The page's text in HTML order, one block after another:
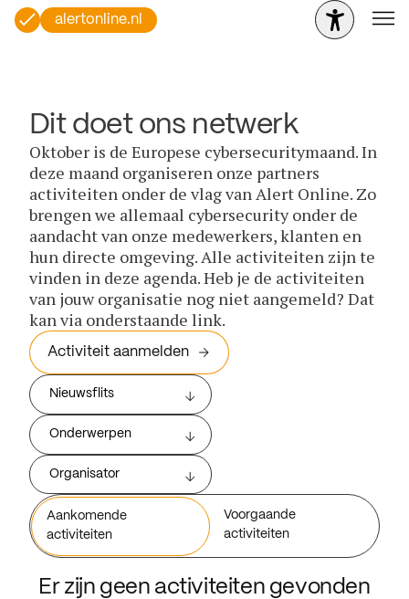
alertonline.nl
Dit doet ons netwerk
Oktober is de Europese cybersecuritymaand. In
deze maand organiseren onze partners
activiteiten onder de vlag van Alert Online. Zo
brengen we allemaal cybersecurity onder de
aandacht van onze medewerkers, klanten en
hun directe omgeving. Alle activiteiten zijn te
vinden in deze agenda. Heb je de activiteiten
van jouw organisatie nog niet aangemeld? Dat
kan via onderstaande link.
Activiteit aanmelden
Nieuwsflits
Onderwerpen
Organisator
Aankomende
activiteiten
Voorgaande
activiteiten
Er zijn geen activiteiten gevonden